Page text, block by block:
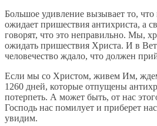
Большое удивление вызывает то,
ожидает пришествия антихриста, а
говорят, что это неправильно. Мы,
ожидать пришествия Христа. И в
человечество ждало, что должен
Если мы со Христом, живем Им,
1260 дней, которые отпущены
потерпеть. А может быть, от нас
Господь нас помилует и приберет
увидим.